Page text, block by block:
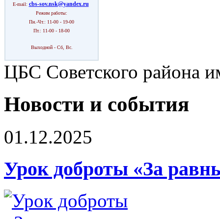
E-mail: cbs-sov.nsk@yandex.ru
Режим работы:
Пн.-Чт.: 11-00 - 19-00
Пт.: 11-00 - 18-00
Выходной - Сб, Вс.
ЦБС Советского района
Новости и события
01.12.2025
Урок доброты «За